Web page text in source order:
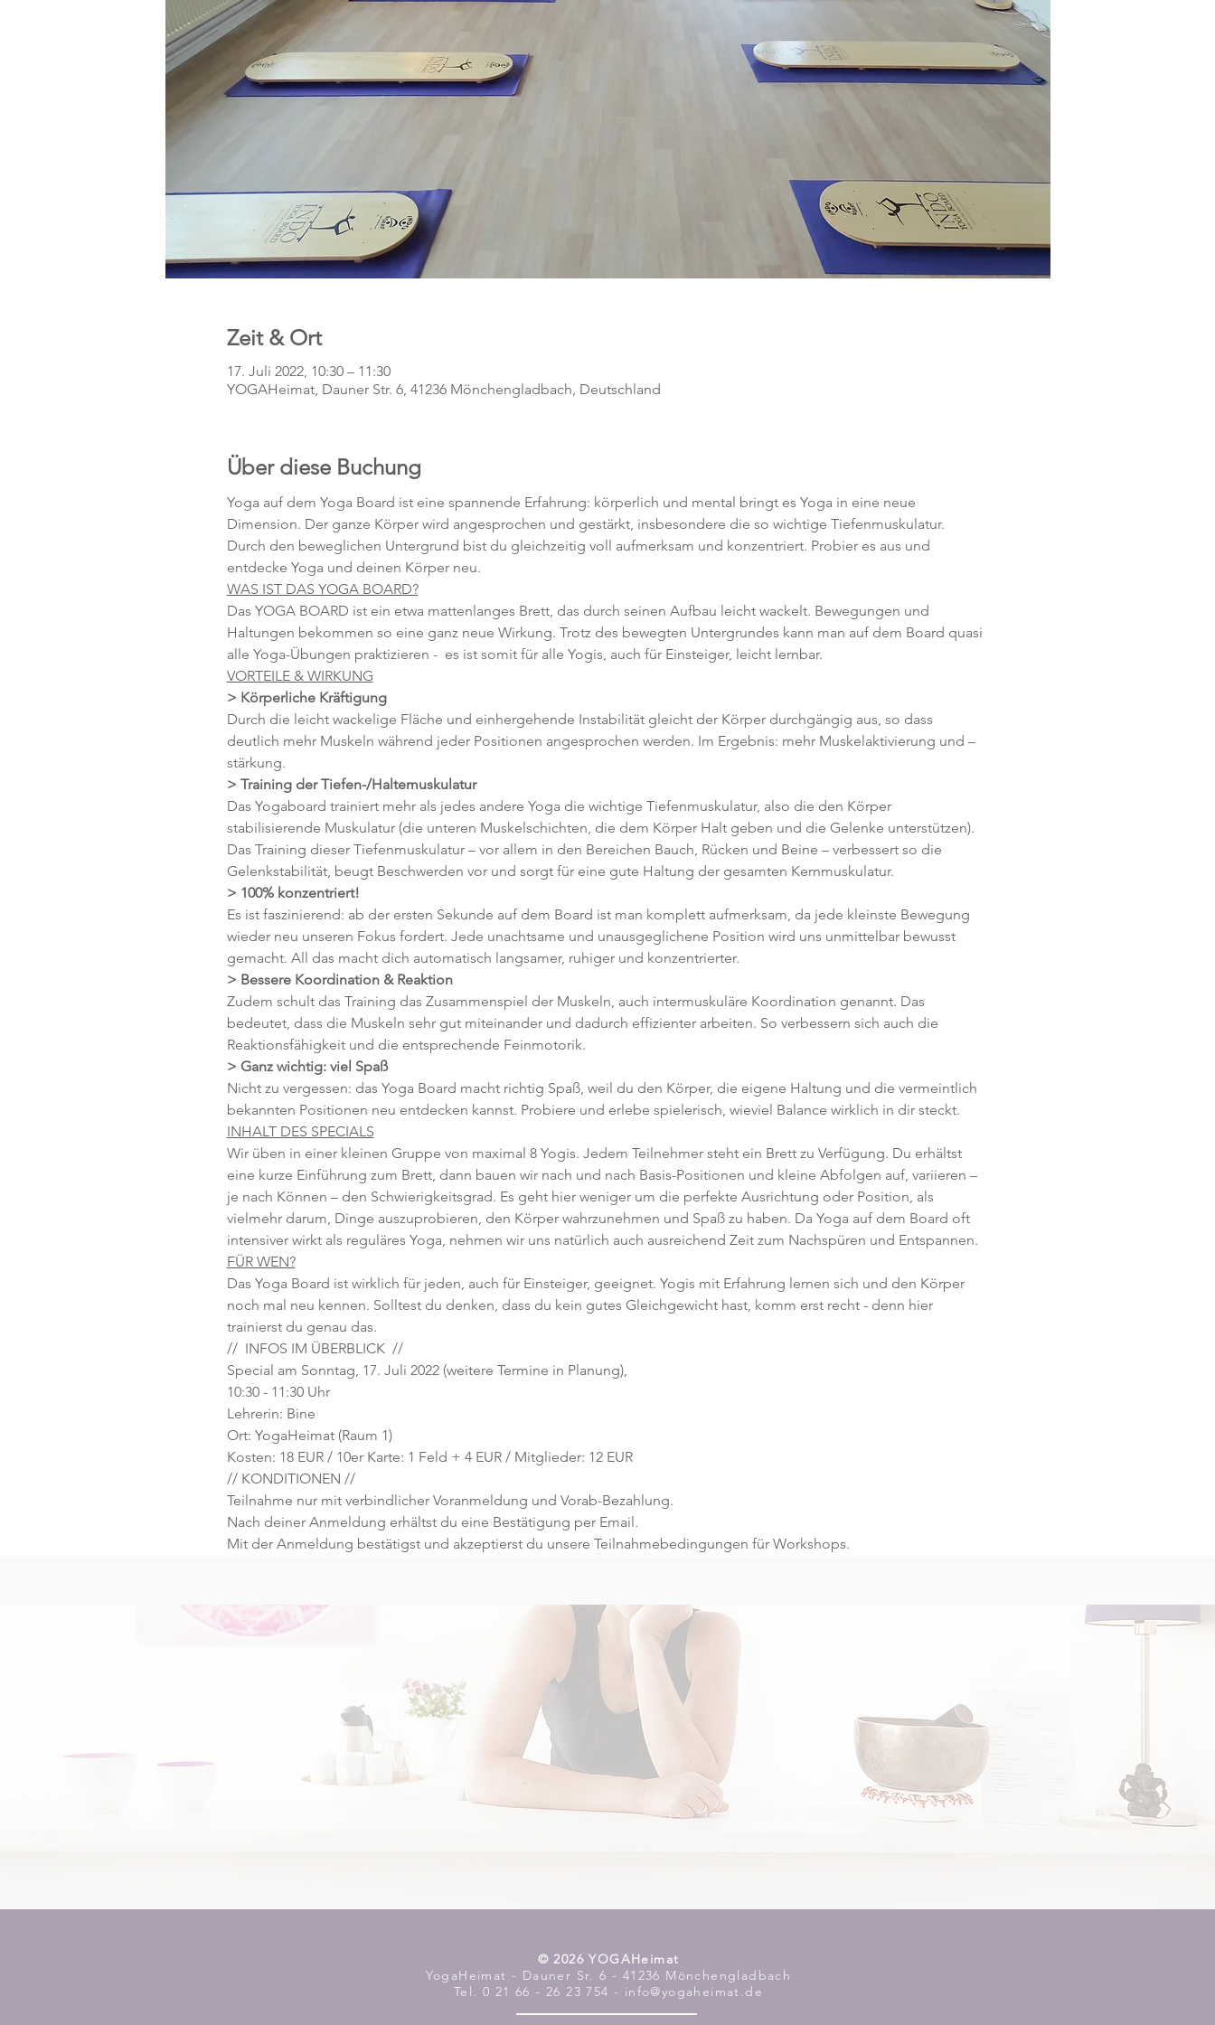
Zeit & Ort
17. Juli 2022, 10:30 – 11:30
YOGAHeimat, Dauner Str. 6, 41236 Mönchengladbach, Deutschland
Über diese Buchung
Yoga auf dem Yoga Board ist eine spannende Erfahrung: körperlich und mental bringt es Yoga in eine neue
Dimension. Der ganze Körper wird angesprochen und gestärkt, insbesondere die so wichtige Tiefenmuskulatur.
Durch den beweglichen Untergrund bist du gleichzeitig voll aufmerksam und konzentriert. Probier es aus und
entdecke Yoga und deinen Körper neu.
WAS IST DAS YOGA BOARD?
Das YOGA BOARD ist ein etwa mattenlanges Brett, das durch seinen Aufbau leicht wackelt. Bewegungen und
Haltungen bekommen so eine ganz neue Wirkung. Trotz des bewegten Untergrundes kann man auf dem Board quasi
alle Yoga-Übungen praktizieren -  es ist somit für alle Yogis, auch für Einsteiger, leicht lernbar.
VORTEILE & WIRKUNG
> Körperliche Kräftigung
Durch die leicht wackelige Fläche und einhergehende Instabilität gleicht der Körper durchgängig aus, so dass
deutlich mehr Muskeln während jeder Positionen angesprochen werden. Im Ergebnis: mehr Muskelaktivierung und –
stärkung.
> Training der Tiefen-/Haltemuskulatur
Das Yogaboard trainiert mehr als jedes andere Yoga die wichtige Tiefenmuskulatur, also die den Körper
stabilisierende Muskulatur (die unteren Muskelschichten, die dem Körper Halt geben und die Gelenke unterstützen).
Das Training dieser Tiefenmuskulatur – vor allem in den Bereichen Bauch, Rücken und Beine – verbessert so die
Gelenkstabilität, beugt Beschwerden vor und sorgt für eine gute Haltung der gesamten Kernmuskulatur.
> 100% konzentriert!
Es ist faszinierend: ab der ersten Sekunde auf dem Board ist man komplett aufmerksam, da jede kleinste Bewegung
wieder neu unseren Fokus fordert. Jede unachtsame und unausgeglichene Position wird uns unmittelbar bewusst
gemacht. All das macht dich automatisch langsamer, ruhiger und konzentrierter.
> Bessere Koordination & Reaktion
Zudem schult das Training das Zusammenspiel der Muskeln, auch intermuskuläre Koordination genannt. Das
bedeutet, dass die Muskeln sehr gut miteinander und dadurch effizienter arbeiten. So verbessern sich auch die
Reaktionsfähigkeit und die entsprechende Feinmotorik.
> Ganz wichtig: viel Spaß
Nicht zu vergessen: das Yoga Board macht richtig Spaß, weil du den Körper, die eigene Haltung und die vermeintlich
bekannten Positionen neu entdecken kannst. Probiere und erlebe spielerisch, wieviel Balance wirklich in dir steckt.
INHALT DES SPECIALS
Wir üben in einer kleinen Gruppe von maximal 8 Yogis. Jedem Teilnehmer steht ein Brett zu Verfügung. Du erhältst
eine kurze Einführung zum Brett, dann bauen wir nach und nach Basis-Positionen und kleine Abfolgen auf, variieren –
je nach Können – den Schwierigkeitsgrad. Es geht hier weniger um die perfekte Ausrichtung oder Position, als
vielmehr darum, Dinge auszuprobieren, den Körper wahrzunehmen und Spaß zu haben. Da Yoga auf dem Board oft
intensiver wirkt als reguläres Yoga, nehmen wir uns natürlich auch ausreichend Zeit zum Nachspüren und Entspannen.
FÜR WEN?
Das Yoga Board ist wirklich für jeden, auch für Einsteiger, geeignet. Yogis mit Erfahrung lernen sich und den Körper
noch mal neu kennen. Solltest du denken, dass du kein gutes Gleichgewicht hast, komm erst recht - denn hier
trainierst du genau das.
//  INFOS IM ÜBERBLICK  //
Special am Sonntag, 17. Juli 2022 (weitere Termine in Planung),
10:30 - 11:30 Uhr
Lehrerin: Bine
Ort: YogaHeimat (Raum 1)
Kosten: 18 EUR / 10er Karte: 1 Feld + 4 EUR / Mitglieder: 12 EUR
// KONDITIONEN //
Teilnahme nur mit verbindlicher Voranmeldung und Vorab-Bezahlung.
Nach deiner Anmeldung erhältst du eine Bestätigung per Email.
Mit der Anmeldung bestätigst und akzeptierst du unsere Teilnahmebedingungen für Workshops.
​© 2026 YOGAHeimat
YogaHeimat - Dauner Sr. 6 - 41236 Mönchengladbach
Tel. 0 21 66 - 26 23 754 - info@yogaheimat.de